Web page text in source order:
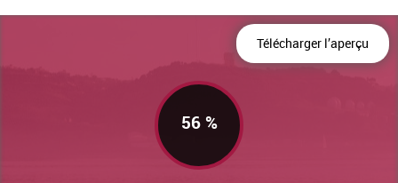
Télécharger l’aperçu
56 %